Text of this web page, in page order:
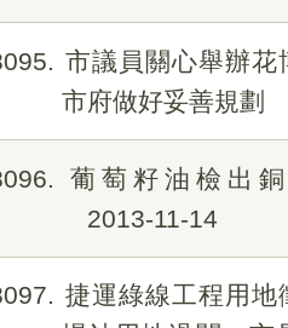
市議員關心舉辦
市府做好妥善規劃
葡萄籽油檢出
2013-11-14
捷運綠線工程用地